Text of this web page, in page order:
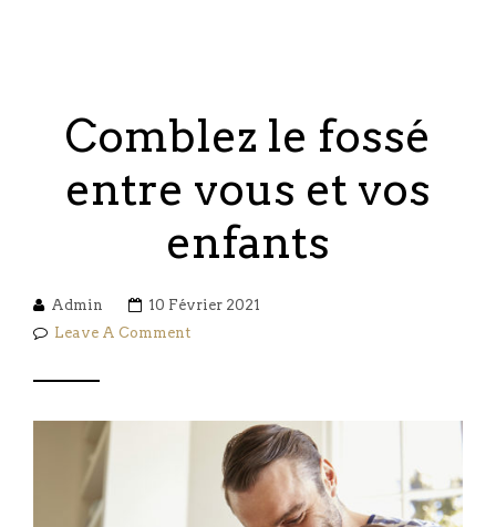
Comblez le fossé
entre vous et vos
enfants
Admin
10 Février 2021
Leave A Comment